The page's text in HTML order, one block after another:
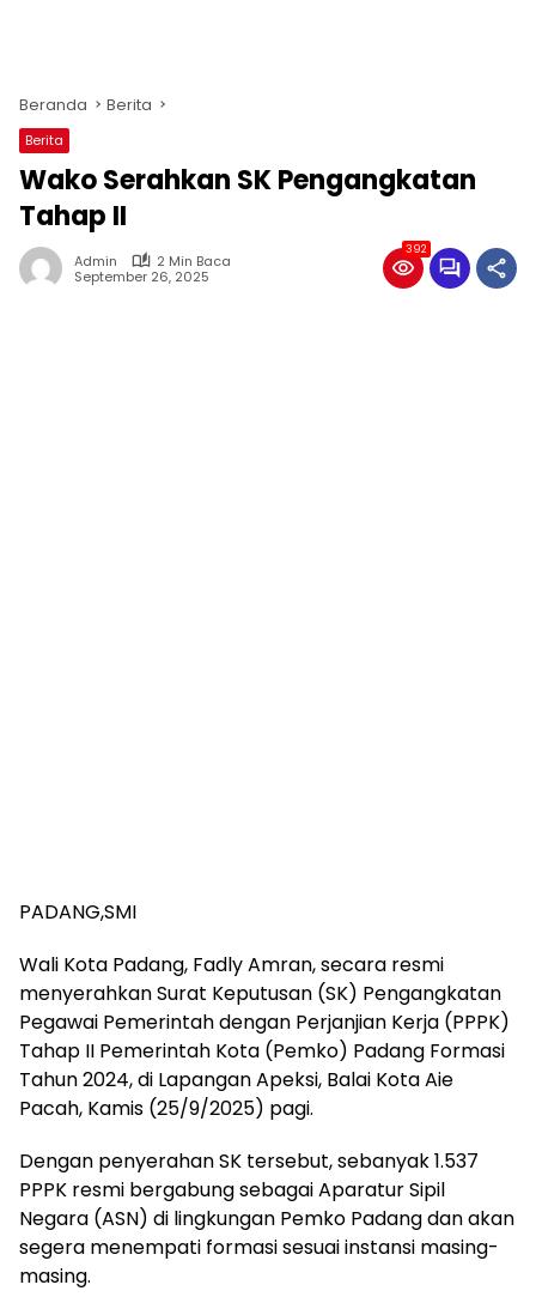
Beranda Berita
Berita
Wako Serahkan SK Pengangkatan
Tahap II
Admin
2 Min Baca
September 26, 2025
392
PADANG,SMI
Wali Kota Padang, Fadly Amran, secara resmi
menyerahkan Surat Keputusan (SK) Pengangkatan
Pegawai Pemerintah dengan Perjanjian Kerja (PPPK)
Tahap II Pemerintah Kota (Pemko) Padang Formasi
Tahun 2024, di Lapangan Apeksi, Balai Kota Aie
Pacah, Kamis (25/9/2025) pagi.
Dengan penyerahan SK tersebut, sebanyak 1.537
PPPK resmi bergabung sebagai Aparatur Sipil
Negara (ASN) di lingkungan Pemko Padang dan akan
segera menempati formasi sesuai instansi masing-
masing.